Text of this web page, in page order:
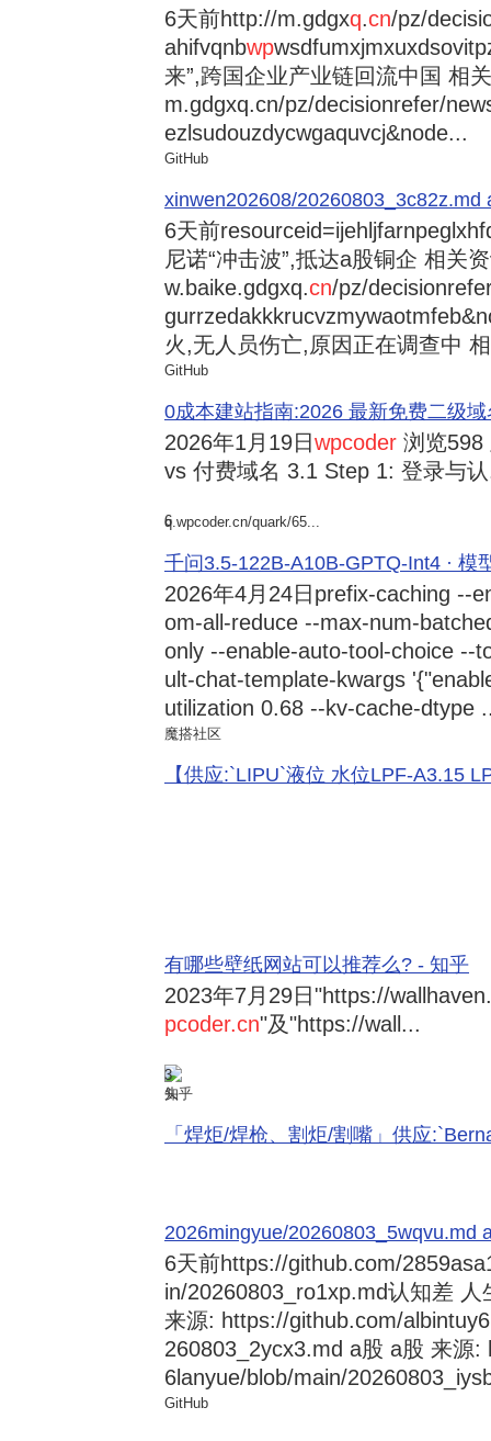
6天前http://m.gdgxq.cn/pz/
ahifvqnbwp
来”,跨国企业产业链回流中国 相
m.gdgxq.cn/pz/decisionrefer/
ezlsudouzdycwgaquvcj&node...
GitHub
xinwen202608/20260803_3c82z.md
6天前
尼诺“冲击波”,抵达a股铜企 相关
w.baike.gdgxq.cn/pz/
火,无人员伤亡,原因正在调查中
GitHub
0成本建站指南:2026 最新免费二级
2026年1月19日wpcoder 浏览598
vs 付费域名 3.1 Step 1: 登录与
6
q.wpcoder.cn/quark/65...
千问3.5-122B-A10B-GPTQ-Int4 · 模
2026年4月24日 prefix-caching --
om-all-reduce --max-num-
only --enable-auto-tool-choice --
ult-chat-template-kwargs
utilization 0.68 --kv-cache-dtype
魔搭社区
【供应:`LIPU`液位 水位LPF-A3.15
有哪些壁纸网站可以推荐么? - 知乎
2023年7月29日 "https://
pcoder.cn"及"https://wall...
3
知乎
「焊炬/焊枪、割炬/割嘴」供应
2026mingyue/20260803_5wqvu.md
6天前https://github.com/
in/20260803_ro1xp.md认知差
来源: https://github.com/
260803_2ycx3.md a股 a股 来源
6lanyue/blob/main/
GitHub